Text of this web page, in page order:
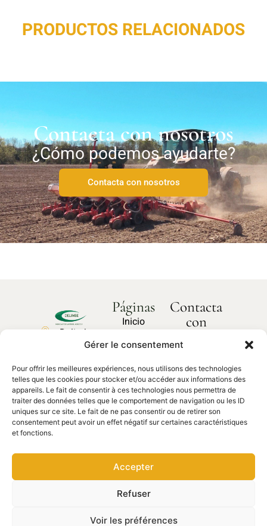
Gérer le consentement
Pour offrir les meilleures expériences, nous utilisons des technologies
telles que les cookies pour stocker et/ou accéder aux informations des
appareils. Le fait de consentir à ces technologies nous permettra de
traiter des données telles que le comportement de navigation ou les ID
uniques sur ce site. Le fait de ne pas consentir ou de retirer son
consentement peut avoir un effet négatif sur certaines caractéristiques
et fonctions.
Accepter
Refuser
Voir les préférences
PRODUCTOS RELACIONADOS
Contacta con nosotros
¿Cómo podemos ayudarte?
Contacta con nosotros
Delimbe
Abbaye
Bonport
27340,
Pont de
l'Arche
27 62
contact@delimbe.com
Páginas
Inicio
Sobre
Nuestros
productos
Piezas de
recambio
Contacta
con
nosotros
¿Cómo
ayudarte?
Contacta
con
nosotros
Política de privacidad–
Derechos de autor © 2025
diseñado por Ocean